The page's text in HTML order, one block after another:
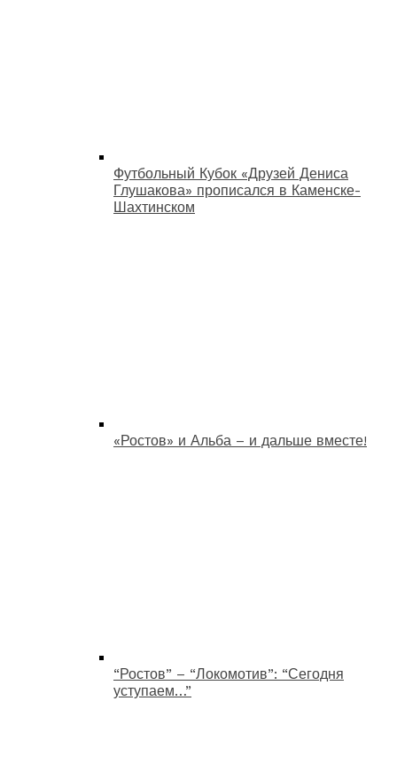
Футбольный Кубок «Друзей Дениса
Глушакова» прописался в Каменске-
Шахтинском
«Ростов» и Альба – и дальше вместе!
“Ростов” – “Локомотив”: “Сегодня
уступаем…”